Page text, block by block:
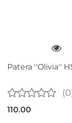
Patera ''Olivia''
110.00